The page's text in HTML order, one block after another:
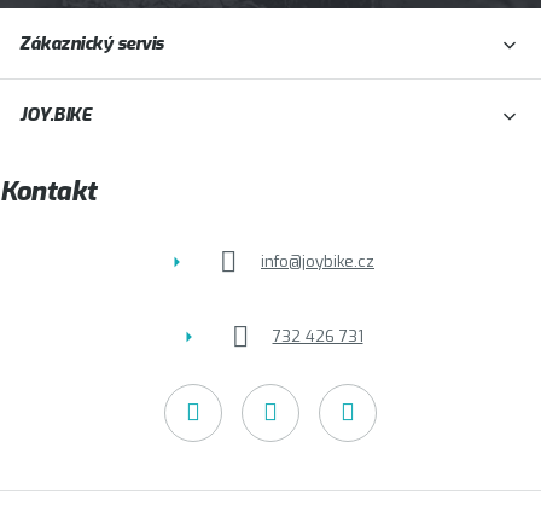
t
í
Zákaznický servis
JOY.BIKE
Kontakt
info@joybike.cz
732 426 731